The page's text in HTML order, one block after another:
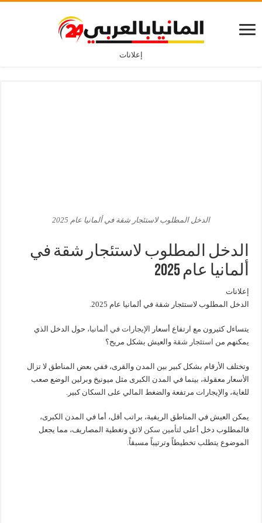
إعلانات
الدخل المطلوب لاستئجار شقة في ألمانيا عام 2025
الدخل المطلوب لاستئجار شقة في
ألمانيا عام 2025
إعلانات
الدخل المطلوب لاستئجار شقة في ألمانيا عام 2025.
يتساءل كثيرون مع ارتفاع أسعار الإيجارات في ألمانيا، حول الدخل الذي
يمكنهم من استئجار شقة والعيش بشكل مريح؟
وتختلف الأرقام بشكل كبير بين المدن والقرى، ففي بعض المناطق لا تزال
الأسعار معقولة، بينما في المدن الكبرى مثل ميونيخ وبرلين الوضع صعب
للغاية، والإيجارات مرتفعة والضغط المالي على السكان كبير.
يمكن العيش في المناطق الريفية، براتب أقل، أما في المدن الكبرى،
فالمطلوب دخل أعلى لتأمين سكن لائق وتغطية المصاريف، مما يجعل
الموضوع يتطلب تخطيطاً وترتيباً مسبقاً.